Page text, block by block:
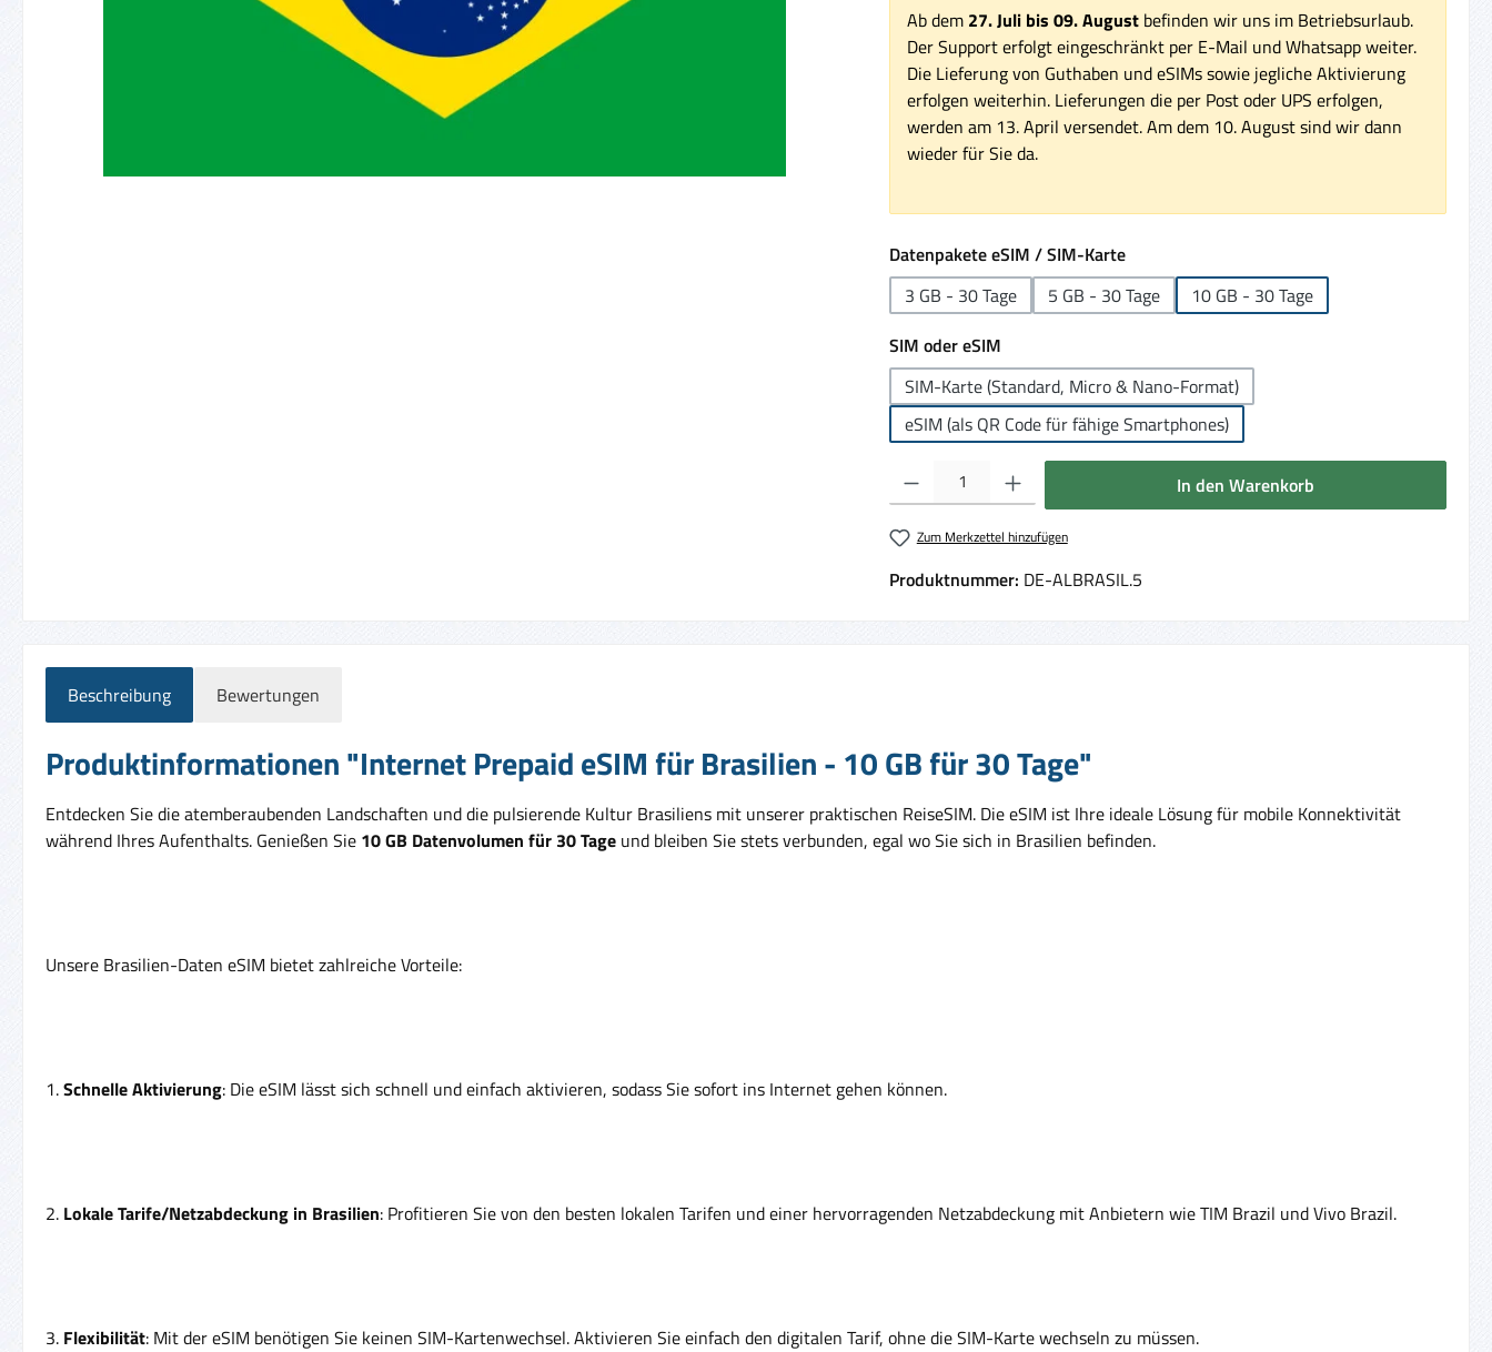
Ab dem 27. Juli bis 09. Augustbefinden wir uns im Betriebsurlaub.
Der Support erfolgt eingeschränkt per E-Mail und Whatsapp weiter.
Die Lieferung von Guthaben und eSIMs sowie jegliche Aktivierung
erfolgen weiterhin. Lieferungen die per Post oder UPS erfolgen,
werden am 13. April versendet. Am dem 10. August sind wir dann
wieder für Sie da.
Datenpakete eSIM / SIM-Karteauswählen
3 GB - 30 Tage
5 GB - 30 Tage
10 GB - 30 Tage
SIM oder eSIMauswählen
SIM-Karte (Standard, Micro & Nano-Format)
eSIM (als QR Code für fähige Smartphones)
Produkt Anzahl: Gib den gewünschten Wert ein oder benutze die Schaltflächen um die
In den Warenkorb
Zum Merkzettel hinzufügen
Produktnummer: DE-ALBRASIL.5
Beschreibung Bewertungen
Produktinformationen "Internet Prepaid eSIM für Brasilien - 10 GB für 30 Tage"
Entdecken Sie die atemberaubenden Landschaften und die pulsierende Kultur Brasiliens mit unserer praktischen ReiseSIM. Die eSIM ist Ihre ideale Lösung für mobile Konnektivität
während Ihres Aufenthalts. Genießen Sie 10 GB Datenvolumen für 30 Tage und bleiben Sie stets verbunden, egal wo Sie sich in Brasilien befinden.
Unsere Brasilien-Daten eSIM bietet zahlreiche Vorteile:
1.Schnelle Aktivierung: Die eSIM lässt sich schnell und einfach aktivieren, sodass Sie sofort ins Internet gehen können.
2. Lokale Tarife/Netzabdeckung in Brasilien: Profitieren Sie von den besten lokalen Tarifen und einer hervorragenden Netzabdeckung mit Anbietern wie TIM Brazil und Vivo Brazil.
3. Flexibilität: Mit der eSIM benötigen Sie keinen SIM-Kartenwechsel. Aktivieren Sie einfach den digitalen Tarif, ohne die SIM-Karte wechseln zu müssen.